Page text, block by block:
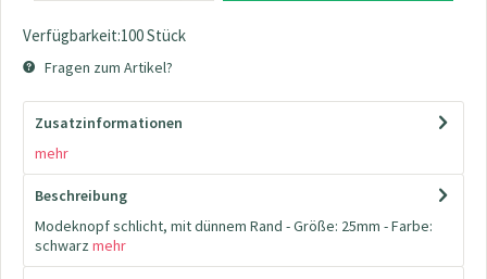
Verfügbarkeit:100 Stück
Fragen zum Artikel?
Zusatzinformationen
mehr
Beschreibung
Modeknopf schlicht, mit dünnem Rand - Größe: 25mm - Farbe:
schwarzmehr